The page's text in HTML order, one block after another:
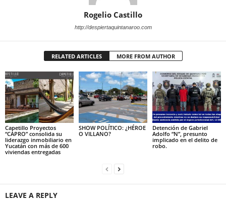
Rogelio Castillo
http://despiertaquintanaroo.com
RELATED ARTICLES MORE FROM AUTHOR
Capetillo Proyectos
“CAPRO” consolida su
liderazgo inmobiliario en
Yucatán con más de 600
viviendas entregadas
SHOW POLÍTICO: ¿HÉROE
O VILLANO?
Detención de Gabriel
Adolfo “N”, presunto
implicado en el delito de
robo.
LEAVE A REPLY